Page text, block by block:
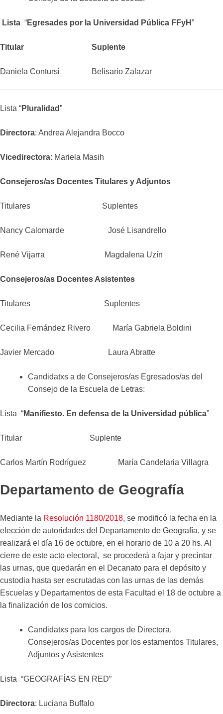
Lista “Egresades por la Universidad Pública FFyH”
Titular Suplente
Daniela Contursi Belisario Zalazar
Lista “Pluralidad”
Directora: Andrea Alejandra Bocco
Vicedirectora: Mariela Masih
Consejeros/as Docentes Titulares y Adjuntos
Titulares Suplentes
Nancy Calomarde José Lisandrello
René Vijarra Magdalena Uzín
Consejeros/as Docentes Asistentes
Titulares Suplentes
Cecilia Fernández Rivero María Gabriela Boldini
Javier Mercado Laura Abratte
Candidatxs a de Consejeros/as Egresados/as del
Consejo de la Escuela de Letras:
Lista “Manifiesto. En defensa de la Universidad pública”
Titular Suplente
Carlos Martín Rodríguez María Candelaria Villagra
Departamento de Geografía
Mediante la Resolución 1180/2018, se modificó la fecha en la
elección de autoridades del Departamento de Geografía, y se
realizará el día 16 de octubre, en el horario de 10 a 20 hs. Al
cierre de este acto electoral, se procederá a fajar y precintar
las urnas, que quedarán en el Decanato para el depósito y
custodia hasta ser escrutadas con las urnas de las demás
Escuelas y Departamentos de esta Facultad el 18 de octubre a
la finalización de los comicios.
Candidatxs para los cargos de Directora,
Consejeros/as Docentes por los estamentos Titulares,
Adjuntos y Asistentes
Lista “GEOGRAFÍAS EN RED”
Directora: Luciana Buffalo